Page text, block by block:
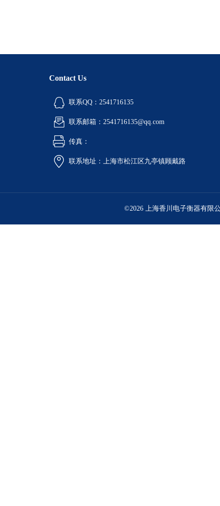
Contact Us
联系QQ：2541716135
联系邮箱：2541716135@qq.com
传真：
联系地址：上海市松江区九亭镇顾戴路
©2026 上海香川电子衡器有限